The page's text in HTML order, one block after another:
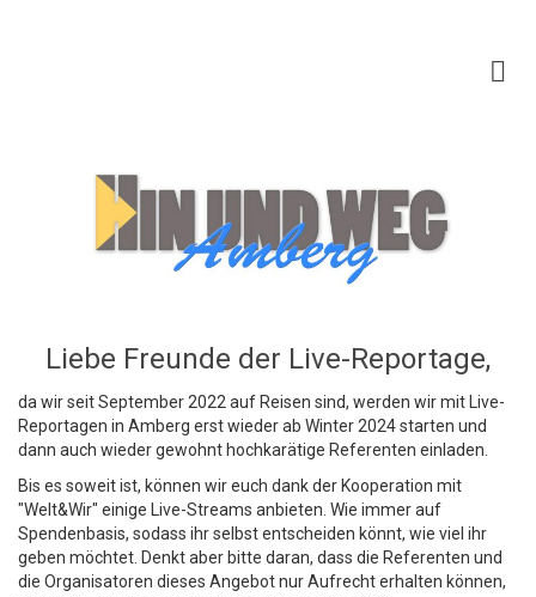
Liebe Freunde der Live-Reportage,
da wir seit September 2022 auf Reisen sind, werden wir mit Live-
Reportagen in Amberg erst wieder ab Winter 2024 starten und
dann auch wieder gewohnt hochkarätige Referenten einladen.
Bis es soweit ist, können wir euch dank der Kooperation mit
"Welt&Wir" einige Live-Streams anbieten. Wie immer auf
Spendenbasis, sodass ihr selbst entscheiden könnt, wie viel ihr
geben möchtet. Denkt aber bitte daran, dass die Referenten und
die Organisatoren dieses Angebot nur Aufrecht erhalten können,